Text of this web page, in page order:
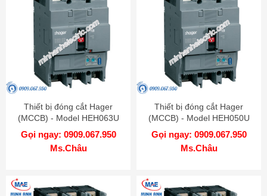
Thiết bị đóng cắt Hager
(MCCB) - Model HEH063U
Gọi ngay: 0909.067.950
Ms.Châu
Thiết bị đóng cắt Hager
(MCCB) - Model HEH050U
Gọi ngay: 0909.067.950
Ms.Châu